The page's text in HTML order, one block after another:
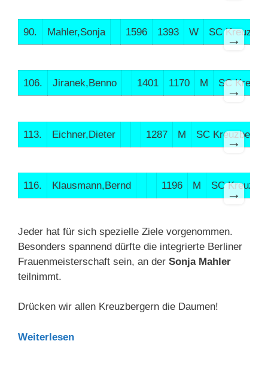
90. Mahler,Sonja 1596 1393 W SC →
106. Jiranek,Benno 1401 1170 M SC→
113. Eichner,Dieter 1287 M SC Kreuzberg
→
116. Klausmann,Bernd 1196 M SC →
Jeder hat für sich spezielle Ziele vorgenommen.
Besonders spannend dürfte die integrierte Berliner
Frauenmeisterschaft sein, an der Sonja Mahler
teilnimmt.
Drücken wir allen Kreuzbergern die Daumen!
Weiterlesen